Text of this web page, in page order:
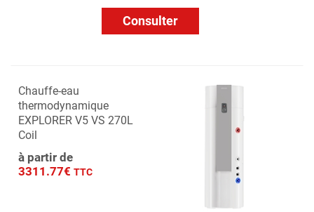
Consulter
Chauffe-eau
thermodynamique
EXPLORER V5 VS 270L
Coil
à partir de
3311.77€ TTC